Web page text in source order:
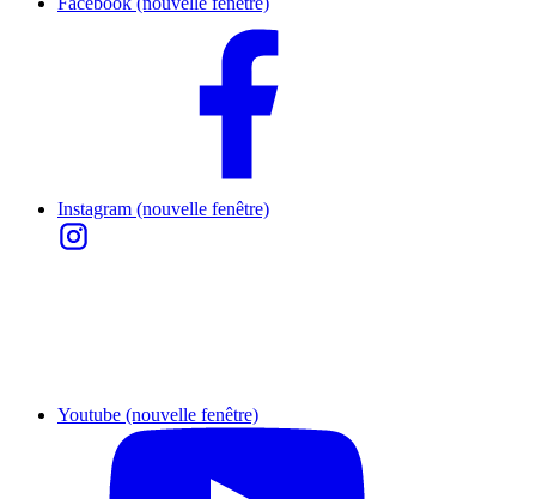
Instagram (nouvelle fenêtre)
Youtube (nouvelle fenêtre)